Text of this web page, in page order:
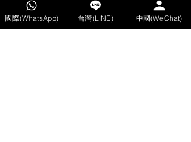
【IELTS-Reading & Writing-07】Simon-
Writing-Task1-Academic Line graphs)
(Simon-Writing-Task1-Academic 線圖)
國際(WhatsApp) 台灣(LINE) 中國(WeChat)